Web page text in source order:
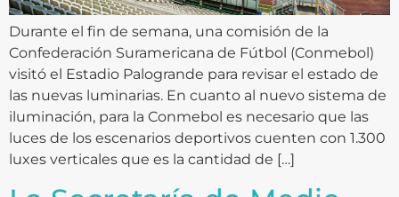
Durante el fin de semana, una comisión de la
Confederación Suramericana de Fútbol (Conmebol)
visitó el Estadio Palogrande para revisar el estado de
las nuevas luminarias. En cuanto al nuevo sistema de
iluminación, para la Conmebol es necesario que las
luces de los escenarios deportivos cuenten con 1.300
luxes verticales que es la cantidad de […]